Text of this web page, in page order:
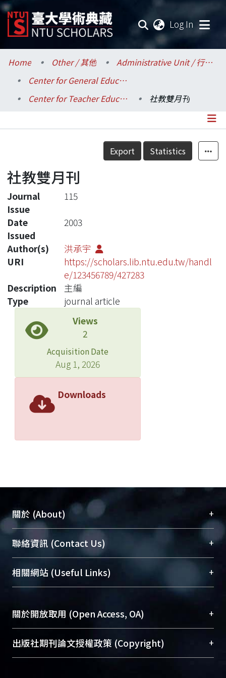
Log In
Communities & Collections
Research Outputs
Statistics
Home Other / 其他
Administrative Unit / 行政單位
Center for General Education / 共同教育中心
Center for Teacher Education / 師資培育中心
社教雙月刊
Details
Export Statistics
社教雙月刊
Journal
Issue
115
Date
Issued
2003
Author(s)
洪承宇
URI
https://scholars.lib.ntu.edu.tw/handl
e/123456789/427283
Description
主編
Type
journal article
Views
2
Acquisition Date
Aug 1, 2026
Downloads
關於 (About) +
臺大位居世界頂尖大學之列，為永久珍藏及向國際
展現本校豐碩的研究成果及學術能量，圖書館整合
機構典藏（NTUR）與學術庫（AH）不同功能平
台，成為臺大學術典藏NTU scholars。期能整合研
究能量、促進交流合作、保存學術產出、推廣研究
成果。
To permanently archive and promote researcher
profiles and scholarly works, Library integrates the
services of “NTU Repository” with “Academic
聯絡資訊 (Contact Us) +
總館學科館員(Main Library)
醫學圖書館學科館員(Medical Library)
(Social
Sciences Library)
相關網站 (Useful Links) +
關於開放取用 (Open Access, OA) +
開放取用是從使用者角度提升資訊取用性的社會運
動，應用在學術研究上是透過將研究著作公開供使
出版社期刊論文授權政策 (Copyright) +